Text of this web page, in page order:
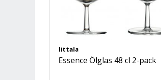
Iittala
Essence Ölglas 48 cl 2-pack